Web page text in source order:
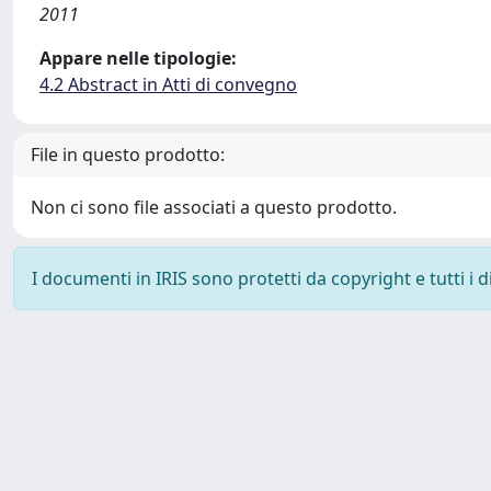
2011
Appare nelle tipologie:
4.2 Abstract in Atti di convegno
File in questo prodotto:
Non ci sono file associati a questo prodotto.
I documenti in IRIS sono protetti da copyright e tutti i